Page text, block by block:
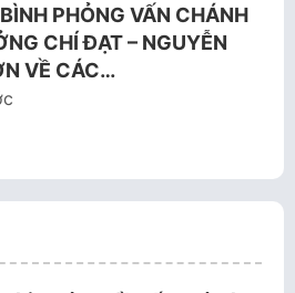
PHỎNG VẤN CHÁNH
CHÍ ĐẠT – NGUYỄN
VỀ CÁC…